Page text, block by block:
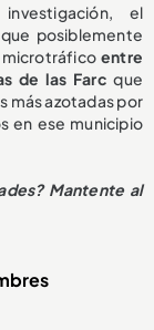
el
posiblemente
entre
de las Farcque
más azotadas por
en ese municipio
Mantente al